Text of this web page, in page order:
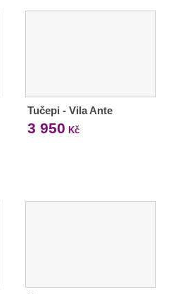
Tučepi - Vila Ante
3 950 Kč